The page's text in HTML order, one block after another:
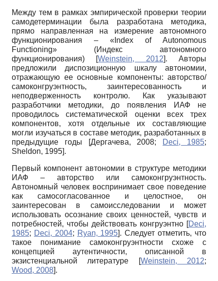
Между тем в рамках эмпирической проверки теории
самодетерминации была разработана методика,
прямо направленная на измерение автономного
функционирования – «Index of Autonomous
Functioning» (Индекс автономного
функционирования) [Weinstein, 2012]. Авторы
предложили диспозиционную шкалу автономии,
отражающую ее основные компоненты: авторство/
самоконгруэнтность, заинтересованность и
неподверженность контролю. Как указывают
разработчики методики, до появления ИАФ не
проводилось систематической оценки всех трех
компонентов, хотя отдельные их составляющие
могли изучаться в составе методик, разработанных в
предыдущие годы
[Дергачева, 2008; Deci, 1985;
Sheldon, 1995].
Первый компонент автономии в структуре методики
ИАФ – авторство или самоконгруэнтность.
Автономный человек воспринимает свое поведение
как самосогласованное и целостное, он
заинтересован в самоисследовании и может
использовать осознание своих ценностей, чувств и
потребностей, чтобы действовать конгруэнтно [Deci,
1985; Deci, 2004; Ryan, 1995]. Следует отметить, что
такое понимание самоконгруэнтности схоже с
концепцией аутентичности, описанной в
экзистенциальной литературе
[Weinstein, 2012;
Wood, 2008].